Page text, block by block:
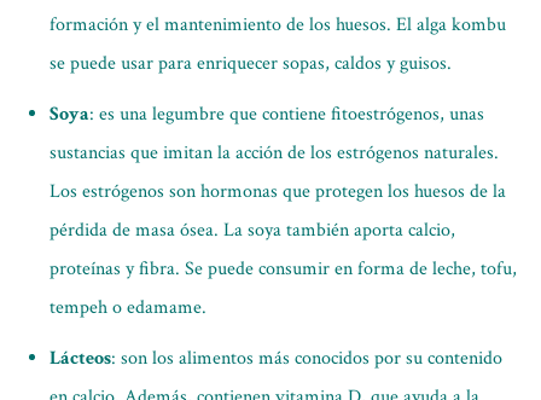
formación y el mantenimiento de los huesos. El alga kombu
se puede usar para enriquecer sopas, caldos y guisos.
Soya: es una legumbre que contiene fitoestrógenos, unas
sustancias que imitan la acción de los estrógenos naturales.
Los estrógenos son hormonas que protegen los huesos de la
pérdida de masa ósea. La soya también aporta calcio,
proteínas y fibra. Se puede consumir en forma de leche, tofu,
tempeh o edamame.
Lácteos: son los alimentos más conocidos por su contenido